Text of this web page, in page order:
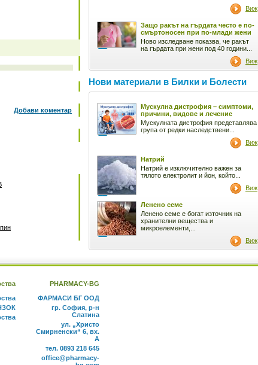
Добави коментар
Виж
Защо ракът на гърдата често е по-
смъртоносен при по-млади жени
Ново изследване показва, че ракът
на гърдата при жени под 40 години...
Виж
Нови материали в Билки и Болести
Мускулна дистрофия – симптоми,
причини, видове и лечение
Мускулната дистрофия представлява
група от редки наследствени...
Виж
Натрий
Натрий е изключително важен за
тялото електролит и йон, който...
Виж
Ленено семе
Ленено семе е богат източник на
хранителни вещества и
микроелементи,...
Виж
PHARMACY-BG
ФАРМАСИ БГ ООД
гр. София, р-н
Слатина
ул. „Христо
Смирненски“ 6, вх.
А
тел. 0893 218 645
office@pharmacy-